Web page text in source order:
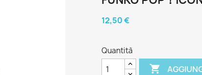
12,50 €
Quantità
